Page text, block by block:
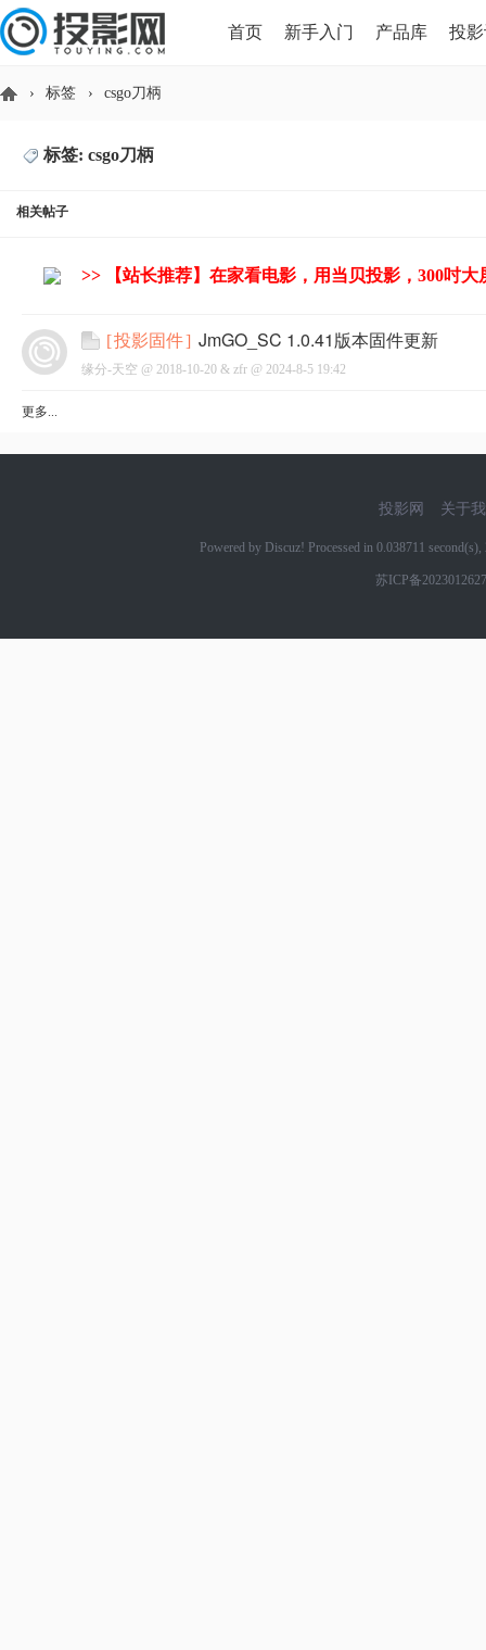
首页 新手入门 产品库 投
HDMI版本对比 导读
› 标签 › csgo刀柄
标签: csgo刀柄
相关帖子
>> 【站长推荐】在家看电影，用当贝投影，300吋
[投影固件] JmGO_SC 1.0.41版本固件更新
缘分-天空 @ 2018-10-20 & zfr @ 2024-8-5 19:42
更多...
投影网 关于
Powered by Discuz! Processed in 0.038711
苏ICP备